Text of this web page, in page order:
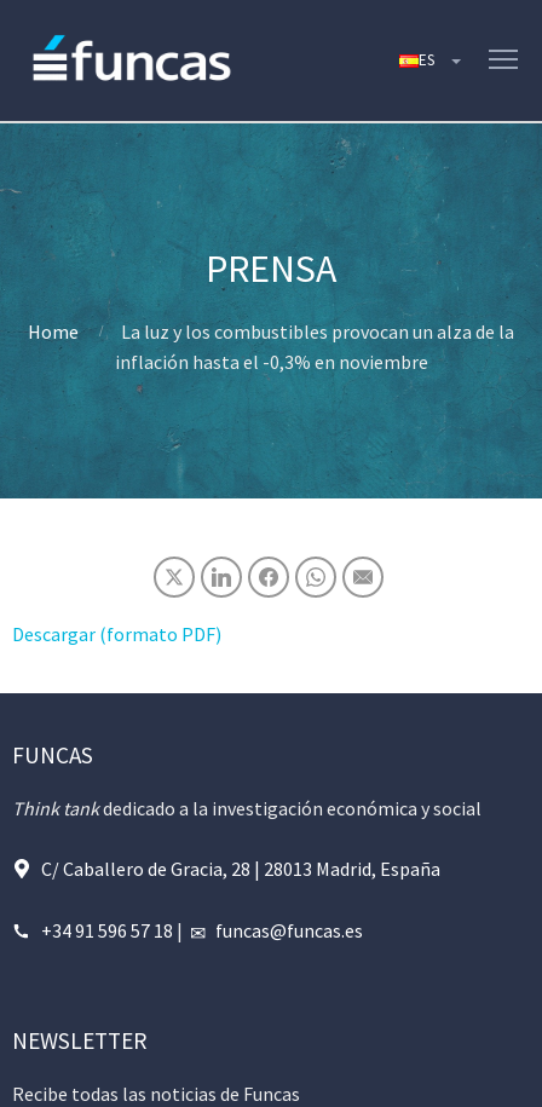
Home
La luz y los combustibles provocan un alza de la
inflación hasta el -0,3% en noviembre
Descargar (formato PDF)
FUNCAS
Think tankdedicado a la investigación económica y social
C/ Caballero de Gracia, 28 | 28013 Madrid, España
+34 91 596 57 18 | funcas@funcas.es
NEWSLETTER
Recibe todas las noticias de Funcas